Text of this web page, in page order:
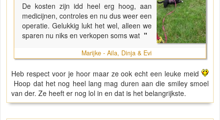
De kosten zijn idd heel erg hoog, aan
medicijnen, controles en nu dus weer een
operatie. Gelukkig lukt het wel, alleen we
sparen nu niks en verkopen soms wat "
Marijke - Aila, Dinja & Evi
Heb respect voor je hoor maar ze ook echt een leuke meid
Hoop dat het nog heel lang mag duren aan die smiley smoel
van der. Ze heeft er nog lol in en dat is het belangrijkste.